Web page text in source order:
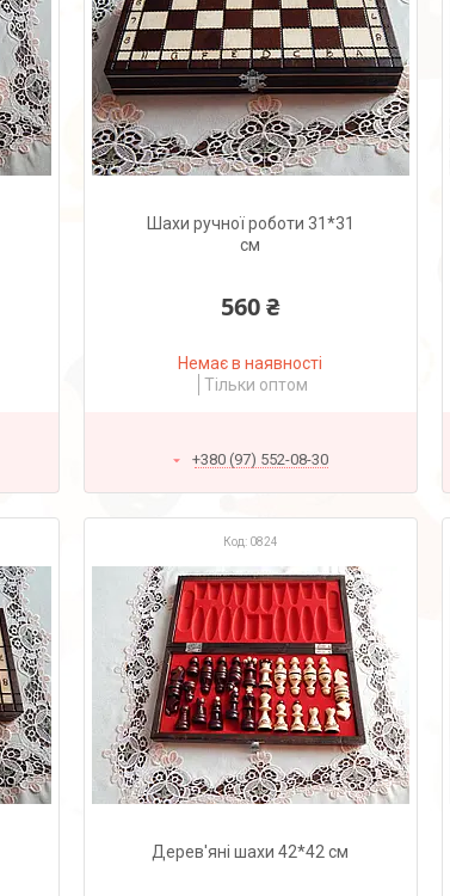
Шахи ручної роботи 31*31
см
560 ₴
Немає в наявності
Тільки оптом
+380 (97) 552-08-30
0824
Дерев'яні шахи 42*42 см